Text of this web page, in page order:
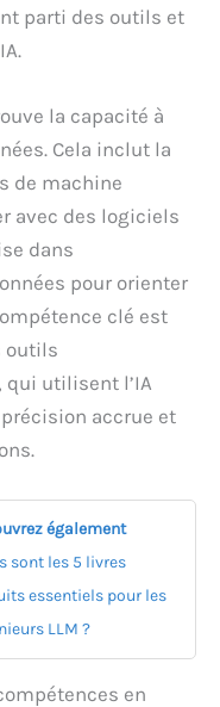
parti des outils et
la capacité à
Cela inclut la
de machine
avec des logiciels
dans
pour orienter
clé est
outils
utilisent l’IA
accrue et
également
sont les 5 livres
essentiels pour les
LLM ?
en